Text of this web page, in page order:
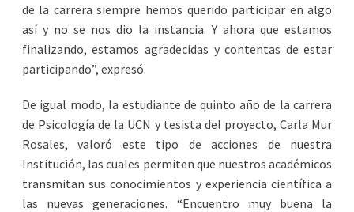
de la carrera siempre hemos querido participar en algo
así y no se nos dio la instancia. Y ahora que estamos
finalizando, estamos agradecidas y contentas de estar
participando”, expresó.
De igual modo, la estudiante de quinto año de la carrera
de Psicología de la UCN y tesista del proyecto, Carla Mur
Rosales, valoró este tipo de acciones de nuestra
Institución, las cuales permiten que nuestros académicos
transmitan sus conocimientos y experiencia científica a
las nuevas generaciones. “Encuentro muy buena la